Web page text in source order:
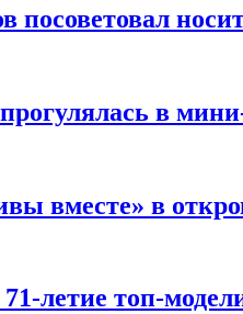
посоветовал
в
вместе» в
летие топ-